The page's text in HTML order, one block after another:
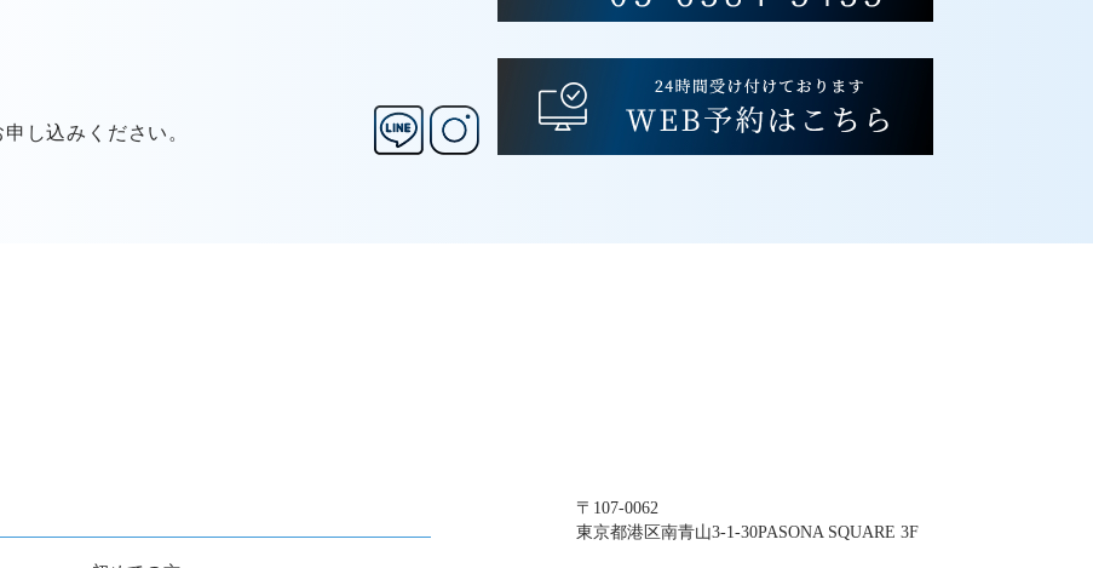
し込みください。
〒107-0062
東京都港区南青山3-1-30PASONA SQUARE 3F